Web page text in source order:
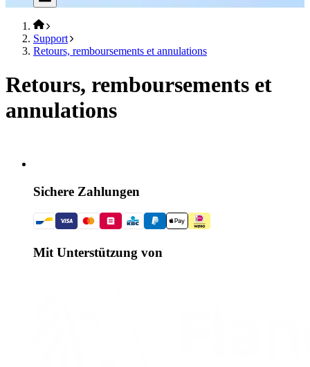
Support
Retours, remboursements et annulations
Retours, remboursements et
annulations
Sichere Zahlungen
Mit Unterstützung von